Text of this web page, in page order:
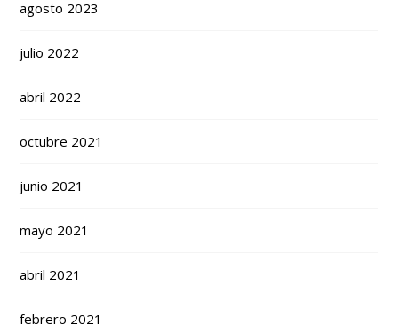
agosto 2023
julio 2022
abril 2022
octubre 2021
junio 2021
mayo 2021
abril 2021
febrero 2021